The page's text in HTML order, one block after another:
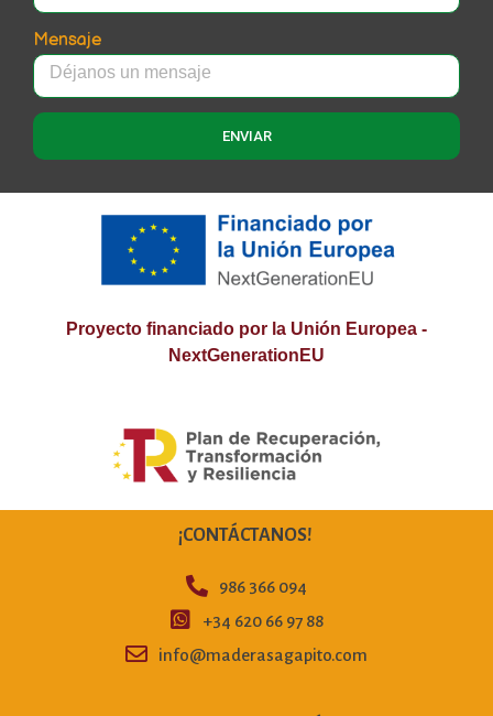
Mensaje
ENVIAR
Proyecto financiado por la Unión Europea -
NextGenerationEU
¡CONTÁCTANOS!
986 366 094
+34 620 66 97 88
info@maderasagapito.com